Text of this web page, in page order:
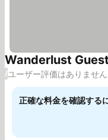
Wanderlust
/ユーザー評価はありません
正確な料金を確認する